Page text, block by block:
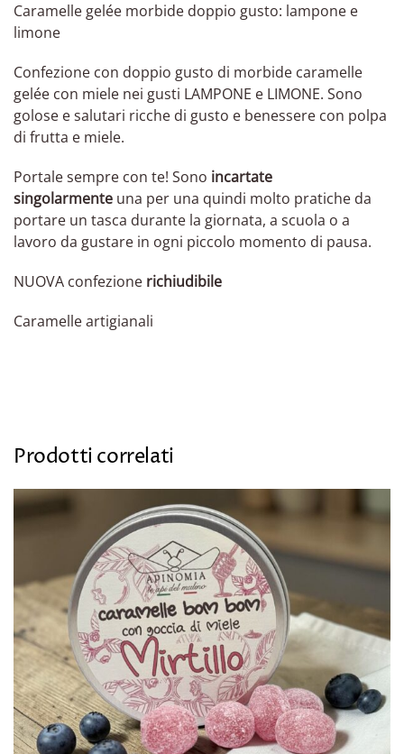
Caramelle gelée morbide doppio gusto: lampone e
limone
Confezione con doppio gusto di morbide caramelle
gelée con miele nei gusti LAMPONE e LIMONE. Sono
golose e salutari ricche di gusto e benessere con polpa
di frutta e miele.
Portale sempre con te! Sono incartate
singolarmente una per una quindi molto pratiche da
portare un tasca durante la giornata, a scuola o a
lavoro da gustare in ogni piccolo momento di pausa.
NUOVA confezione richiudibile
Caramelle artigianali
Prodotti correlati